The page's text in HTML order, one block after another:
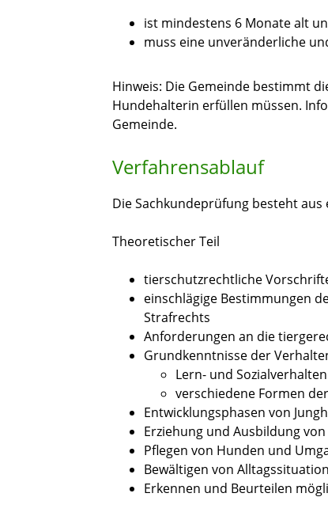
ist mindestens 6 Monate alt
muss eine unveränderliche
Hinweis: Die Gemeinde bestimmt
Hundehalterin erfüllen müssen.
Gemeinde.
Verfahrensablauf
Die Sachkundeprüfung besteht
Theoretischer Teil
tierschutzrechtliche
einschlägige Bestimmungen
Strafrechts
Anforderungen an die
Grundkenntnisse der
Lern- und
verschiedene Formen
Entwicklungsphasen von
Erziehung und Ausbildung
Pflegen von Hunden und
Bewältigen von
Erkennen und Beurteilen